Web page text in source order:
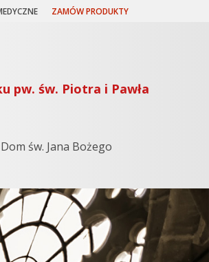
ZAMÓW PRODUKTY
pw. św. Piotra i Pawła
Dom św. Jana Bożego